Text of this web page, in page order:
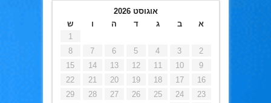
אוגוסט 2026
א
ב ג ד ה ו
ש
1
2
3
4
5
6
7
8
9
10
11
12
13
14
15
16
17
18
19
20
21
22
23
24
25
26
27
28
29